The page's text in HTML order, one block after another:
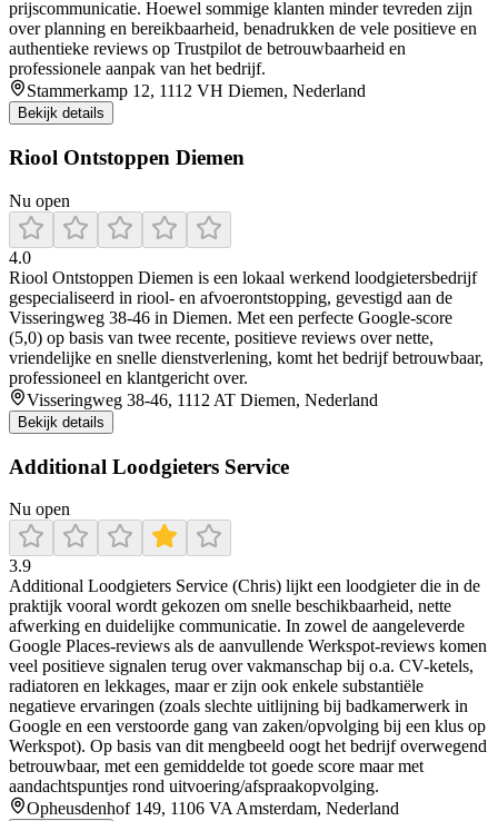
prijscommunicatie. Hoewel sommige klanten minder tevreden zijn
over planning en bereikbaarheid, benadrukken de vele positieve en
authentieke reviews op Trustpilot de betrouwbaarheid en
professionele aanpak van het bedrijf.
Stammerkamp 12, 1112 VH Diemen, Nederland
Bekijk details
Riool Ontstoppen Diemen
Nu open
4.0
Riool Ontstoppen Diemen is een lokaal werkend loodgietersbedrijf
gespecialiseerd in riool- en afvoerontstopping, gevestigd aan de
Visseringweg 38‑46 in Diemen. Met een perfecte Google‑score
(5,0) op basis van twee recente, positieve reviews over nette,
vriendelijke en snelle dienstverlening, komt het bedrijf betrouwbaar,
professioneel en klantgericht over.
Visseringweg 38-46, 1112 AT Diemen, Nederland
Bekijk details
Additional Loodgieters Service
Nu open
3.9
Additional Loodgieters Service (Chris) lijkt een loodgieter die in de
praktijk vooral wordt gekozen om snelle beschikbaarheid, nette
afwerking en duidelijke communicatie. In zowel de aangeleverde
Google Places-reviews als de aanvullende Werkspot-reviews komen
veel positieve signalen terug over vakmanschap bij o.a. CV-ketels,
radiatoren en lekkages, maar er zijn ook enkele substantiële
negatieve ervaringen (zoals slechte uitlijning bij badkamerwerk in
Google en een verstoorde gang van zaken/opvolging bij een klus op
Werkspot). Op basis van dit mengbeeld oogt het bedrijf overwegend
betrouwbaar, met een gemiddelde tot goede score maar met
aandachtspuntjes rond uitvoering/afspraakopvolging.
Opheusdenhof 149, 1106 VA Amsterdam, Nederland